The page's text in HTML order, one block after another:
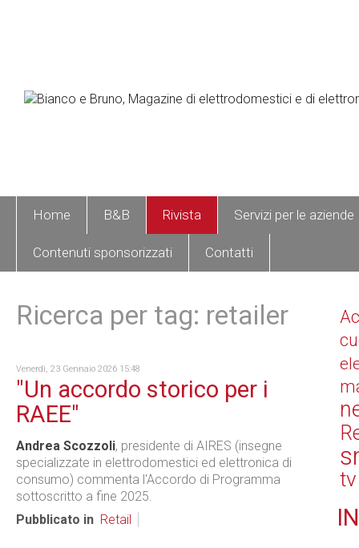
Home B&B Rivista Servizi per le aziende
Contenuti sponsorizzati Contatti
Ricerca per tag: retailer
Venerdì, 23 Gennaio 2026 15:48
"Un accordo storico per i
RAEE"
Andrea Scozzoli, presidente di AIRES (insegne
specializzate in elettrodomestici ed elettronica di
consumo) commenta l'Accordo di Programma
sottoscritto a fine 2025.
Pubblicato in Retail
tv
IN